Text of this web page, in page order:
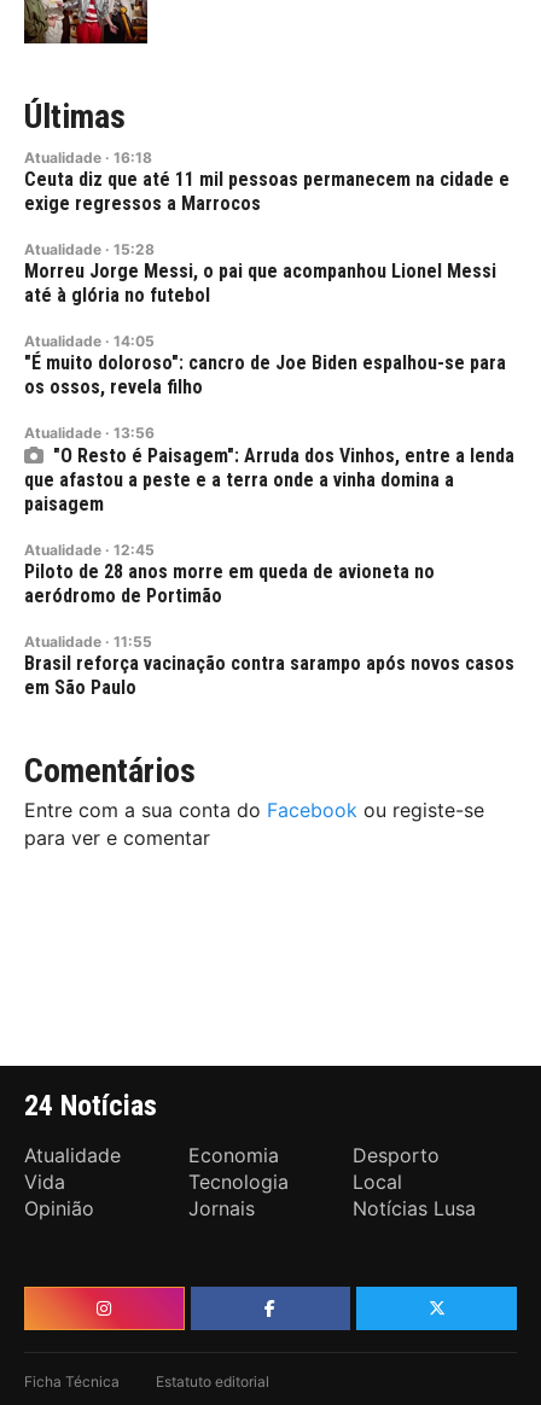
Últimas
Atualidade · 16:18
Ceuta diz que até 11 mil pessoas permanecem na cidade e
exige regressos a Marrocos
Atualidade · 15:28
Morreu Jorge Messi, o pai que acompanhou Lionel Messi
até à glória no futebol
Atualidade · 14:05
"É muito doloroso": cancro de Joe Biden espalhou-se para
os ossos, revela filho
Atualidade · 13:56
"O Resto é Paisagem": Arruda dos Vinhos, entre a lenda
que afastou a peste e a terra onde a vinha domina a
paisagem
Atualidade · 12:45
Piloto de 28 anos morre em queda de avioneta no
aeródromo de Portimão
Atualidade · 11:55
Brasil reforça vacinação contra sarampo após novos casos
em São Paulo
Comentários
Entre com a sua conta do Facebook ou registe-se
para ver e comentar
24 Notícias
Atualidade Economia
Desporto
Vida
Tecnologia
Local
Opinião
Jornais Notícias Lusa
Ficha Técnica Estatuto editorial